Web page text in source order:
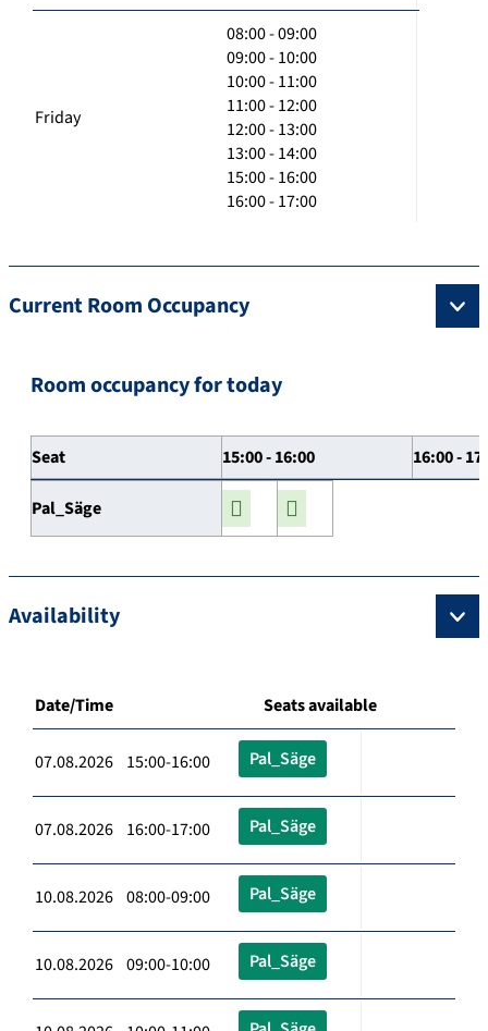
Friday
08:00 - 09:00
09:00 - 10:00
10:00 - 11:00
11:00 - 12:00
12:00 - 13:00
13:00 - 14:00
15:00 - 16:00
16:00 - 17:00
Current Room Occupancy
Room occupancy for today
Seat 15:00 - 16:00 16:00 -
Pal_Säge
Availability
Date/Time Seats available
07.08.2026 15:00-16:00 Pal_Säge
07.08.2026 16:00-17:00 Pal_Säge
10.08.2026 08:00-09:00 Pal_Säge
10.08.2026 09:00-10:00 Pal_Säge